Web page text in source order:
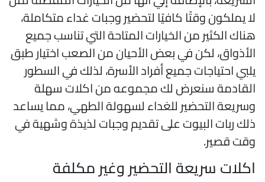
يملكون وقتًا كافيًا لتحضير وجبات غداء متكاملة،
الكثير من الخيارات المتاحة التي تناسب جميع
لكن في بعض الأحيان من الصعب اختيار طبق
احتياجات جميع أفراد الأسرة، لذلك في السطور
سنعرض لك مجموعه من اكلات سهلة
التحضير للغداء لسهولة الطهي، مما يساعد
ربات البيوت على تقديم وجبات لذيذة وشهية في
قصير.
سريعة التحضير وغير مكلفة